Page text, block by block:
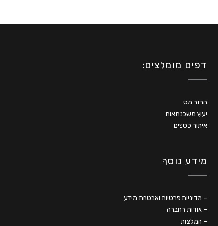
דפים מומלצים:
החזר מס
יעוץ משכנתאות
איתור כספים
מידע נוסף
– מדיניות פרטיות ואבטחת מידע
– אודות החברה
– המלצות